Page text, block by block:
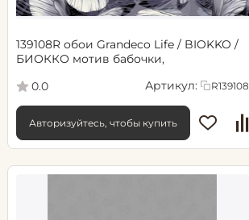
139108R обои Grandeco Life / BIOKKO /
БИОККО мотив бабочки,
0.0
Артикул: R139108
Авторизуйтесь, чтобы купить